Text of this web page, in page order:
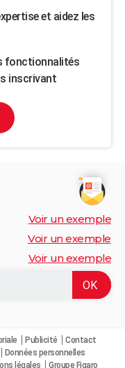
et aidez les
fonctionnalités
inscrivant
Voir un exemple
Voir un exemple
Voir un exemple
Publicité
Contact
Données personnelles
légales Groupe Figaro